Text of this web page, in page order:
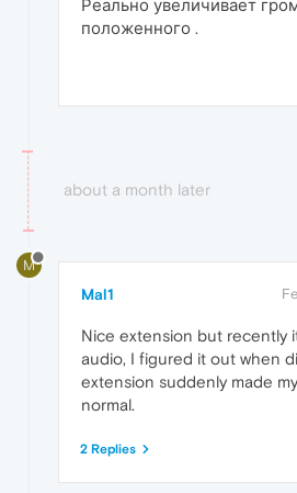
Реально увеличивает
положенного .
about a month later
M
Mal1
Nice extension but recently
audio, I figured it out when
extension suddenly made
normal.
2 Replies